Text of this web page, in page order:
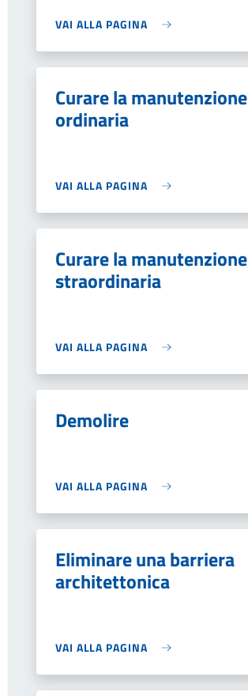
VAI ALLA PAGINA
Curare la manutenzione
ordinaria
VAI ALLA PAGINA
Curare la manutenzione
straordinaria
VAI ALLA PAGINA
Demolire
VAI ALLA PAGINA
Eliminare una barriera
architettonica
VAI ALLA PAGINA